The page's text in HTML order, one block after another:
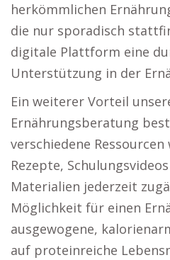
herkömmlichen
die nur sporadisch
digitale Plattform eine
Unterstützung in der
Ein weiterer Vorteil
Ernährungsberatung
verschiedene
Rezepte,
Materialien jederzeit
Möglichkeit für einen
ausgewogene,
auf proteinreiche